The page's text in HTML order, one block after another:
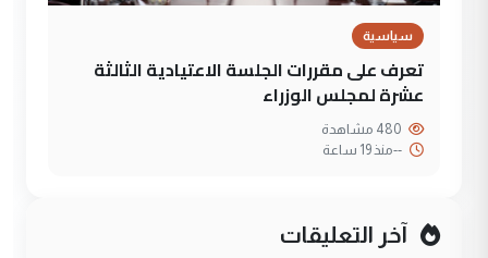
سياسية
تعرف على مقررات الجلسة الاعتيادية الثالثة
عشرة لمجلس الوزراء
--منذ 19 ساعة
آخر التعليقات